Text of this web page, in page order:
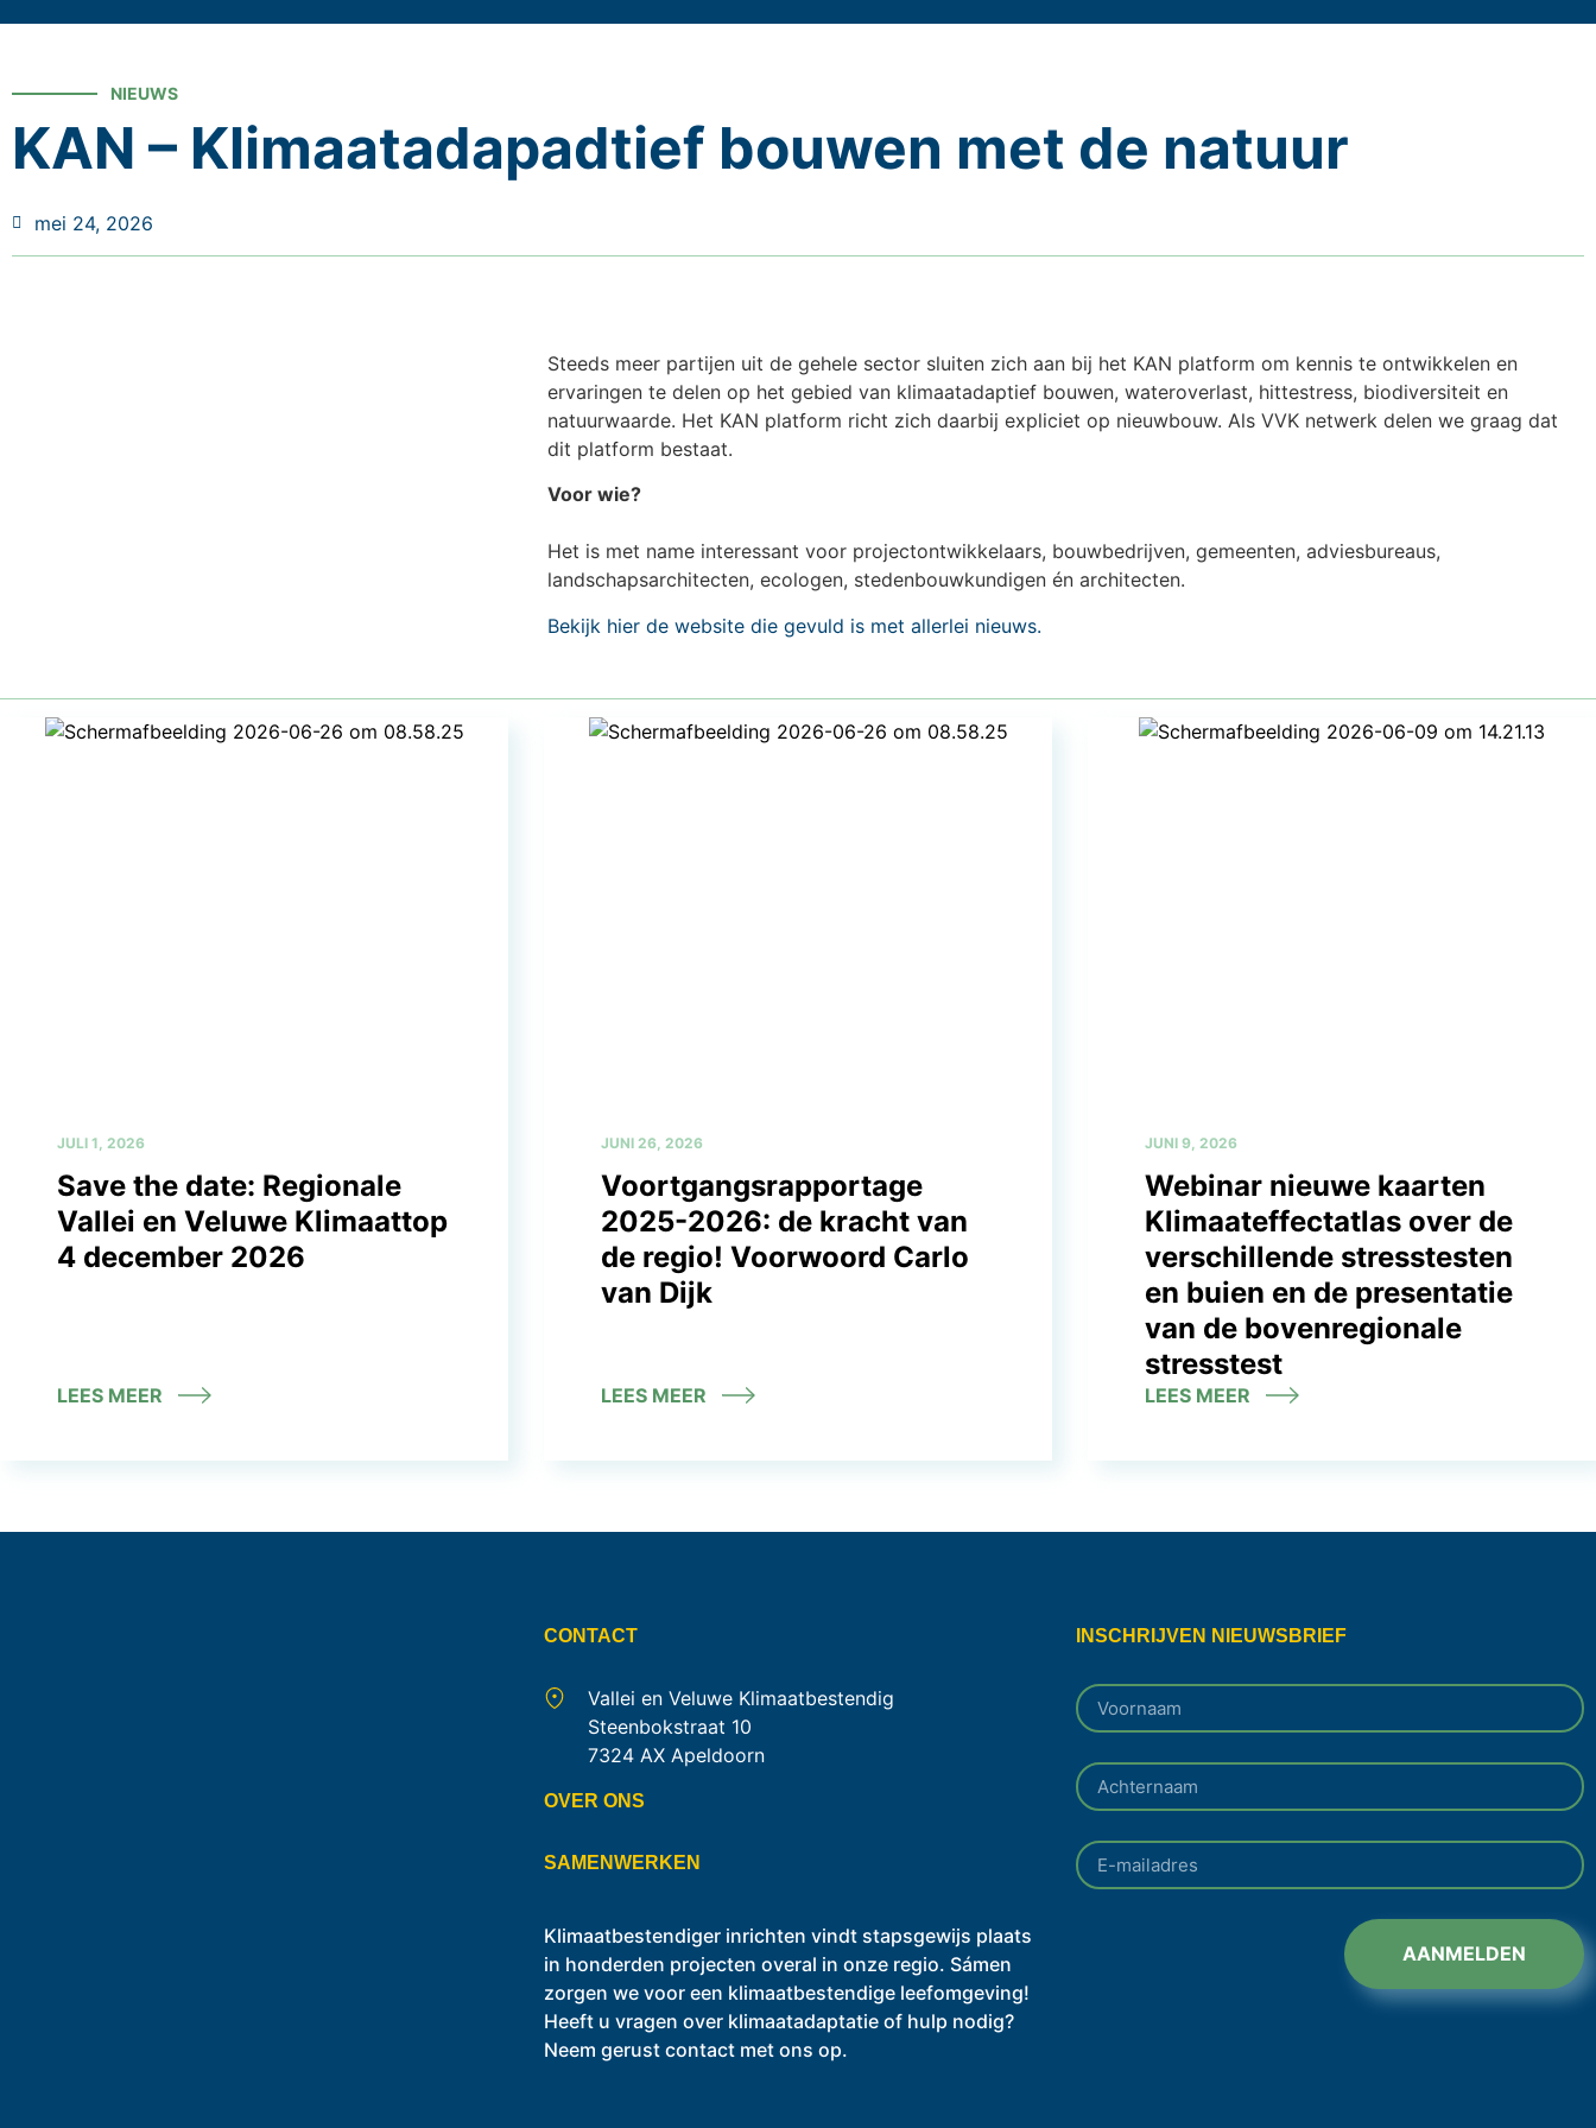
NIEUWS
KAN – Klimaatadapadtief bouwen met de natuur
mei 24, 2026
Steeds meer partijen uit de gehele sector sluiten zich aan bij het KAN platform om kennis te ontwikkelen en
ervaringen te delen op het gebied van klimaatadaptief bouwen, wateroverlast, hittestress, biodiversiteit en
natuurwaarde. Het KAN platform richt zich daarbij expliciet op nieuwbouw. Als VVK netwerk delen we graag dat
dit platform bestaat.
Voor wie?
Het is met name interessant voor projectontwikkelaars, bouwbedrijven, gemeenten, adviesbureaus,
landschapsarchitecten, ecologen, stedenbouwkundigen én architecten.
Bekijk hier de website die gevuld is met allerlei nieuws.
JULI 1, 2026
Save the date: Regionale
Vallei en Veluwe Klimaattop
4 december 2026
LEES MEER
JUNI 26, 2026
Voortgangsrapportage
2025-2026: de kracht van
de regio! Voorwoord Carlo
van Dijk
LEES MEER
JUNI 9, 2026
Webinar nieuwe kaarten
Klimaateffectatlas over de
verschillende stresstesten
en buien en de presentatie
van de bovenregionale
stresstest
LEES MEER
CONTACT
Vallei en Veluwe Klimaatbestendig
Steenbokstraat 10
7324 AX Apeldoorn
OVER ONS
SAMENWERKEN
Klimaatbestendiger inrichten vindt stapsgewijs plaats
in honderden projecten overal in onze regio. Sámen
zorgen we voor een klimaatbestendige leefomgeving!
Heeft u vragen over klimaatadaptatie of hulp nodig?
Neem gerust contact met ons op.
INSCHRIJVEN NIEUWSBRIEF
AANMELDEN